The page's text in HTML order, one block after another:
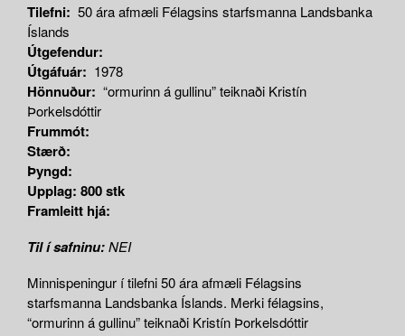
Tilefni: 50 ára afmæli Félagsins starfsmanna Landsbanka
Íslands
Útgefendur:
Útgáfuár: 1978
Hönnuður: “ormurinn á gullinu” teiknaði Kristín
Þorkelsdóttir
Frummót:
Stærð:
Þyngd:
Upplag: 800 stk
Framleitt hjá:
Til í safninu:NEI
Minnispeningur í tilefni 50 ára afmæli Félagsins
starfsmanna Landsbanka Íslands. Merki félagsins,
“ormurinn á gullinu” teiknaði Kristín Þorkelsdóttir